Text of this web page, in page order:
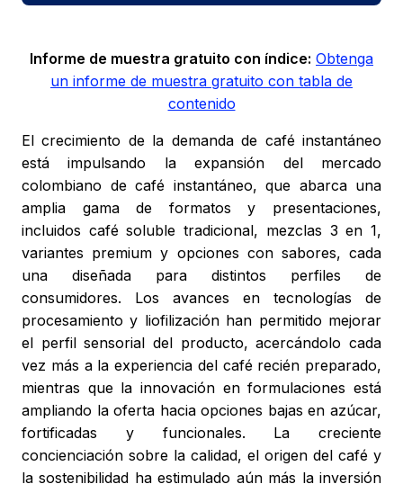
Informe de muestra gratuito con índice: Obtenga
un informe de muestra gratuito con tabla de
contenido
El crecimiento de la demanda de café instantáneo
está impulsando la expansión del mercado
colombiano de café instantáneo, que abarca una
amplia gama de formatos y presentaciones,
incluidos café soluble tradicional, mezclas 3 en 1,
variantes premium y opciones con sabores, cada
una diseñada para distintos perfiles de
consumidores. Los avances en tecnologías de
procesamiento y liofilización han permitido mejorar
el perfil sensorial del producto, acercándolo cada
vez más a la experiencia del café recién preparado,
mientras que la innovación en formulaciones está
ampliando la oferta hacia opciones bajas en azúcar,
fortificadas y funcionales. La creciente
concienciación sobre la calidad, el origen del café y
la sostenibilidad ha estimulado aún más la inversión